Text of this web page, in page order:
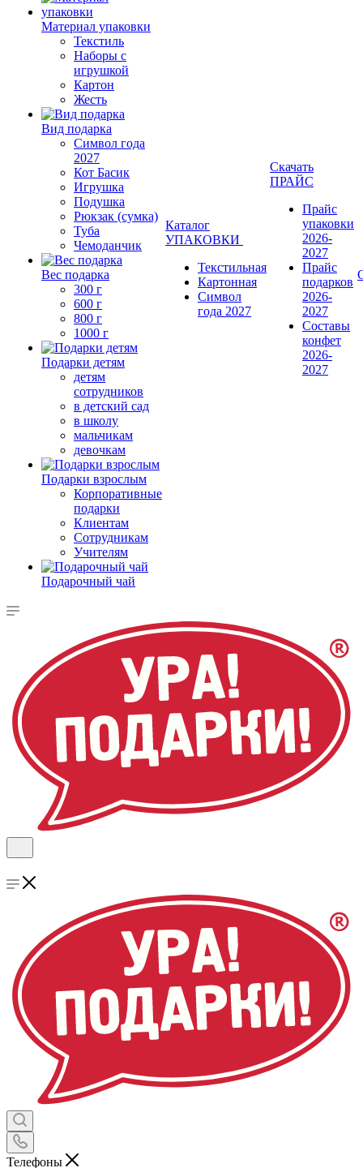
Материал упаковки
Текстиль
Наборы с
игрушкой
Картон
Жесть
Вид подарка
Символ года
2027
Кот Басик
Игрушка
Подушка
Рюкзак (сумка)
Туба
Чемоданчик
Вес подарка
300 г
600 г
800 г
1000 г
Подарки детям
детям
сотрудников
в детский сад
в школу
мальчикам
девочкам
Подарки взрослым
Корпоративные
подарки
Клиентам
Сотрудникам
Учителям
Подарочный чай
Каталог
УПАКОВКИ
Текстильная
Картонная
Символ
года 2027
Скачать
ПРАЙС
Прайс
упаковки
2026-
2027
Прайс
подарков
2026-
2027
Составы
конфет
2026-
2027
Телефоны